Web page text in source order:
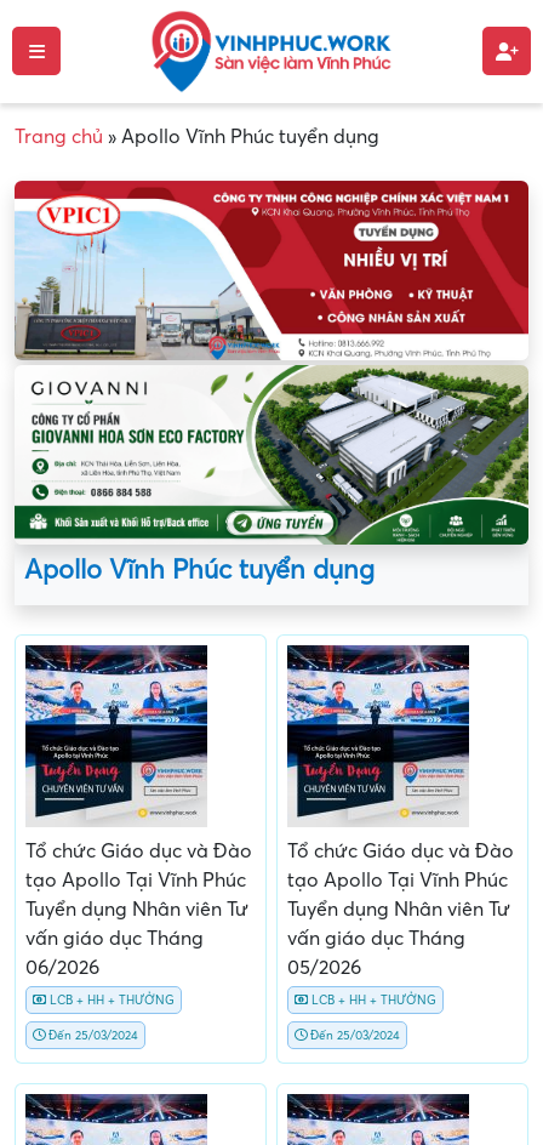
Trang chủ » Apollo Vĩnh Phúc tuyển dụng
Apollo Vĩnh Phúc tuyển dụng
Tổ chức Giáo dục và Đào
tạo Apollo Tại Vĩnh Phúc
Tuyển dụng Nhân viên Tư
vấn giáo dục Tháng
06/2026
LCB + HH + THƯỞNG
Đến 25/03/2024
Tổ chức Giáo dục và Đào
tạo Apollo Tại Vĩnh Phúc
Tuyển dụng Nhân viên Tư
vấn giáo dục Tháng
05/2026
LCB + HH + THƯỞNG
Đến 25/03/2024